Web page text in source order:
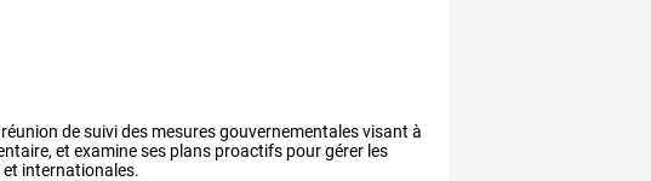
de suivi des mesures gouvernementales visant à
et examine ses plans proactifs pour gérer les
internationales.